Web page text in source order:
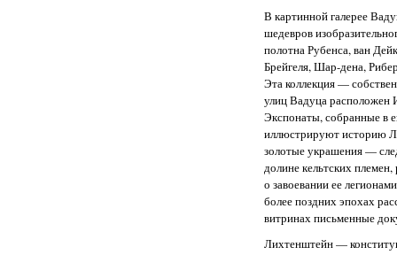
В картинной галерее
шедевров
полотна Рубенса, ван
Брейгеля, Шар-дена,
Эта коллекция —
улиц Вадуца расположен
Экспонаты, собранные в
иллюстрируют историю
золотые украшения —
долине кельтских
о завоевании ее
более поздних эпохах
витринах письменные
Лихтенштейн —